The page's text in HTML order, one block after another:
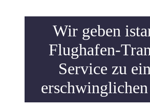
Wir geben
Flughafen-
Service zu